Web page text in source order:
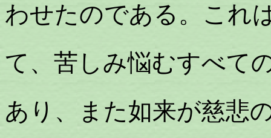
わせたのである。これ
て、苦しみ悩むすべて
あり、また如来が慈悲